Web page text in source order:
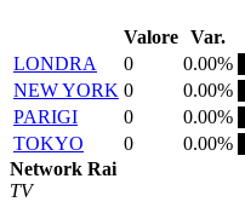
Valore Var.
LONDRA
0
0.00%
NEW YORK 0
0.00%
PARIGI
0
0.00%
TOKYO
0
0.00%
Network Rai
TV